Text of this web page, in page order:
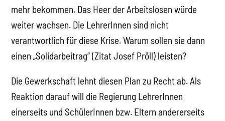
mehr bekommen. Das Heer der Arbeitslosen würde
weiter wachsen. Die LehrerInnen sind nicht
verantwortlich für diese Krise. Warum sollen sie dann
einen „Solidarbeitrag“ (Zitat Josef Pröll) leisten?
Die Gewerkschaft lehnt diesen Plan zu Recht ab. Als
Reaktion darauf will die Regierung LehrerInnen
einerseits und SchülerInnen bzw. Eltern andererseits